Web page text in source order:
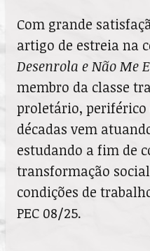
Com grande
artigo de estreia na
Desenrola e Não Me
membro da classe
proletário,
décadas vem
estudando a fim de
transformação
condições de
PEC 08/25.